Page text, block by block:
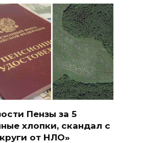
Пензы за 5
хлопки, скандал с
от НЛО»